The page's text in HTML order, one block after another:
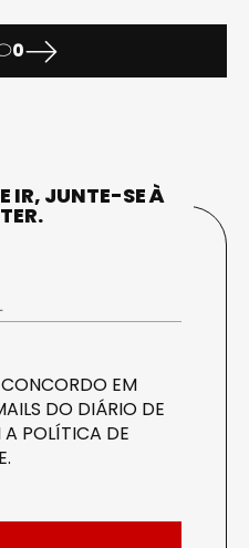
0
IR, JUNTE-SE À
EM
DO DIÁRIO DE
A POLÍTICA DE
.